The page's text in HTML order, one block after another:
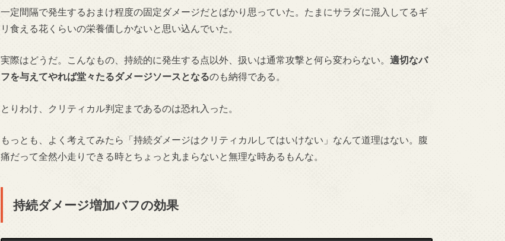
一定間隔で発生するおまけ程度の固定ダメージだとばかり思っていた。たまにサラダに混入してるギ
リ食える花くらいの栄養価しかないと思い込んでいた。
実際はどうだ。こんなもの、持続的に発生する点以外、扱いは通常攻撃と何ら変わらない。 適切なバ
フを与えてやれば堂々たるダメージソースとなるのも納得である。
とりわけ、クリティカル判定まであるのは恐れ入った。
もっとも、よく考えてみたら「持続ダメージはクリティカルしてはいけない」なんて道理はない。腹
痛だって全然小走りできる時とちょっと丸まらないと無理な時あるもんな。
持続ダメージ増加バフの効果